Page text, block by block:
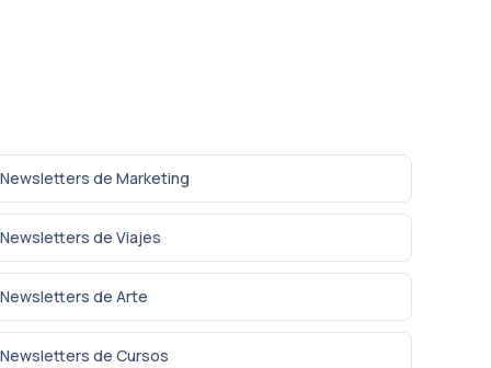
Newsletters de Marketing
Newsletters de Viajes
Newsletters de Arte
Newsletters de Cursos